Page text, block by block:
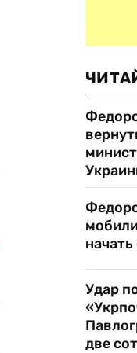
Удар
две